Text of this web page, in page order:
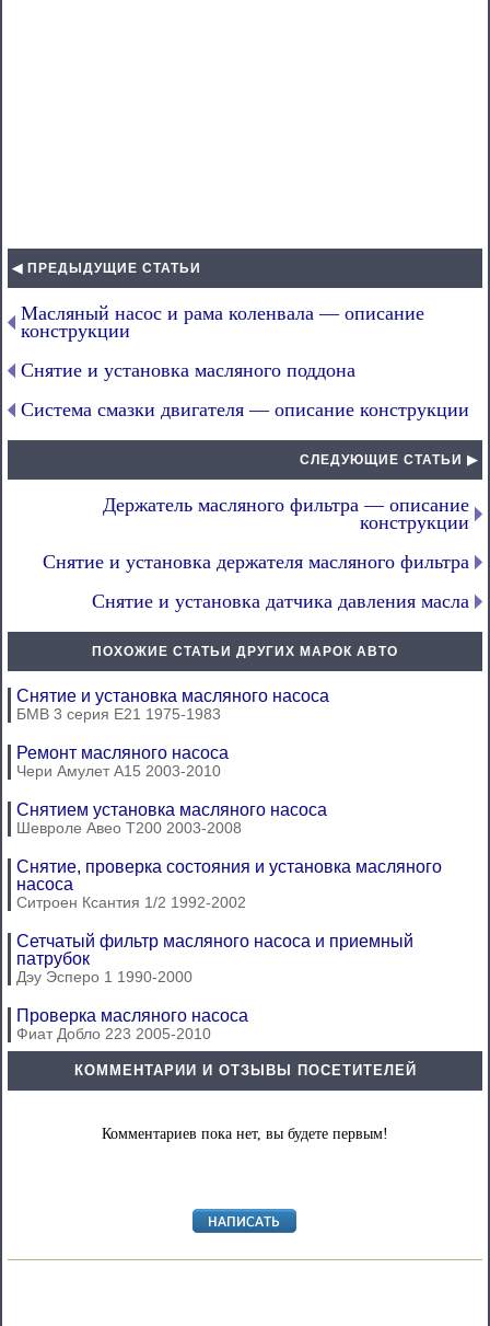
◀ ПРЕДЫДУЩИЕ СТАТЬИ
Масляный насос и рама коленвала — описание
конструкции
Снятие и установка масляного поддона
Система смазки двигателя — описание конструкции
СЛЕДУЮЩИЕ СТАТЬИ ▶
Держатель масляного фильтра — описание
конструкции
Снятие и установка держателя масляного фильтра
Снятие и установка датчика давления масла
ПОХОЖИЕ СТАТЬИ ДРУГИХ МАРОК АВТО
Снятие и установка масляного насоса
БМВ 3 серия Е21 1975-1983
Ремонт масляного насоса
Чери Амулет А15 2003-2010
Снятием установка масляного насоса
Шевроле Авео Т200 2003-2008
Снятие, проверка состояния и установка масляного
насоса
Ситроен Ксантия 1/2 1992-2002
Сетчатый фильтр масляного насоса и приемный
патрубок
Дэу Эсперо 1 1990-2000
Проверка масляного насоса
Фиат Добло 223 2005-2010
КОММЕНТАРИИ И ОТЗЫВЫ ПОСЕТИТЕЛЕЙ
Комментариев пока нет, вы будете первым!